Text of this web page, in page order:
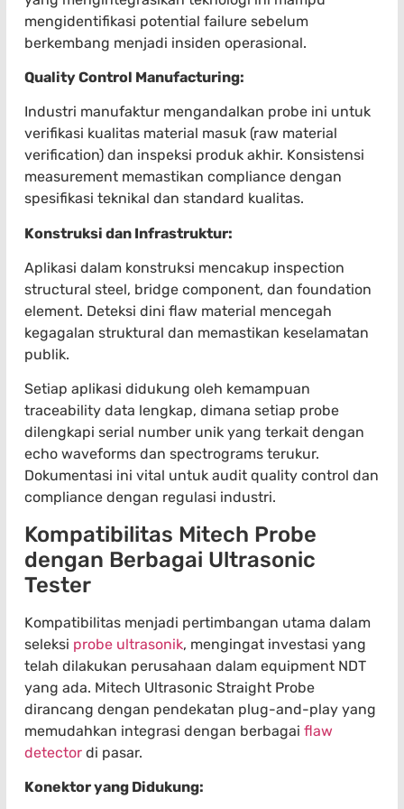
mengidentifikasi potential failure sebelum
berkembang menjadi insiden operasional.
Quality Control Manufacturing:
Industri manufaktur mengandalkan probe ini untuk
verifikasi kualitas material masuk (raw material
verification) dan inspeksi produk akhir. Konsistensi
measurement memastikan compliance dengan
spesifikasi teknikal dan standard kualitas.
Konstruksi dan Infrastruktur:
Aplikasi dalam konstruksi mencakup inspection
structural steel, bridge component, dan foundation
element. Deteksi dini flaw material mencegah
kegagalan struktural dan memastikan keselamatan
publik.
Setiap aplikasi didukung oleh kemampuan
traceability data lengkap, dimana setiap probe
dilengkapi serial number unik yang terkait dengan
echo waveforms dan spectrograms terukur.
Dokumentasi ini vital untuk audit quality control dan
compliance dengan regulasi industri.
Kompatibilitas Mitech Probe
dengan Berbagai Ultrasonic
Tester
Kompatibilitas menjadi pertimbangan utama dalam
seleksi probe ultrasonik, mengingat investasi yang
telah dilakukan perusahaan dalam equipment NDT
yang ada. Mitech Ultrasonic Straight Probe
dirancang dengan pendekatan plug-and-play yang
memudahkan integrasi dengan berbagai flaw
detector di pasar.
Konektor yang Didukung: